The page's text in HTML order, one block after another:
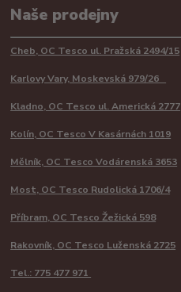
Naše prodejny
Cheb, OC Tesco ul. Pražská 2494/15
Karlovy Vary, Moskevská 979/26
Kladno, OC Tesco ul. Americká 2777
Kolín, OC Tesco V Kasárnách 1019
Mělník, OC Tesco Vodárenská 3653
Most, OC Tesco Rudolická 1706/4
Příbram, OC Tesco Žežická 598
Rakovník, OC Tesco Luženská 2725
Tel.: 775 477 971